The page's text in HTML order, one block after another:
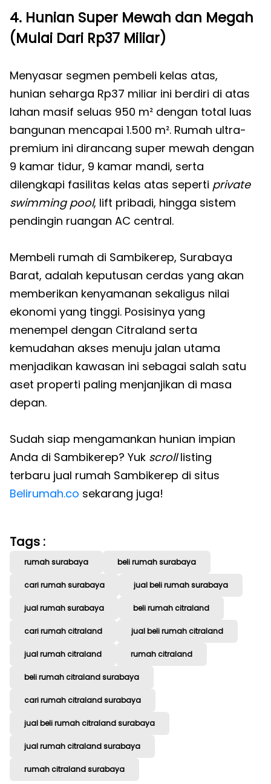
4. Hunian Super Mewah dan Megah
(Mulai Dari Rp37 Miliar)
Menyasar segmen pembeli kelas atas,
hunian seharga Rp37 miliar ini berdiri di atas
lahan masif seluas 950 m² dengan total luas
bangunan mencapai 1.500 m². Rumah ultra-
premium ini dirancang super mewah dengan
9 kamar tidur, 9 kamar mandi, serta
dilengkapi fasilitas kelas atas seperti private
swimming pool, lift pribadi, hingga sistem
pendingin ruangan AC central.
Membeli rumah di Sambikerep, Surabaya
Barat, adalah keputusan cerdas yang akan
memberikan kenyamanan sekaligus nilai
ekonomi yang tinggi. Posisinya yang
menempel dengan Citraland serta
kemudahan akses menuju jalan utama
menjadikan kawasan ini sebagai salah satu
aset properti paling menjanjikan di masa
depan.
Sudah siap mengamankan hunian impian
Anda di Sambikerep? Yuk scrolllisting
terbaru jual rumah Sambikerep di situs
Belirumah.co sekarang juga!
Tags :
rumah surabaya beli rumah surabaya
cari rumah surabaya jual beli rumah surabaya
jual rumah surabaya beli rumah citraland
cari rumah citraland jual beli rumah citraland
jual rumah citraland rumah citraland
beli rumah citraland surabaya
cari rumah citraland surabaya
jual beli rumah citraland surabaya
jual rumah citraland surabaya
rumah citraland surabaya